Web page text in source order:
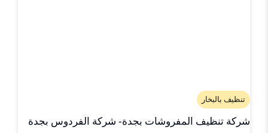
تنظيف بالبخار
شركة تنظيف المفروشات بجدة- شركة الفردوس بجدة